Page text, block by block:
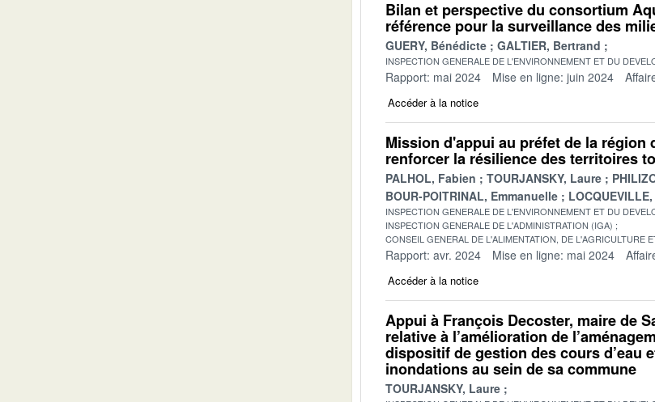
Bilan et perspective du consortium
référence pour la surveillance des
GUERY, Bénédicte GALTIER, Bertrand
INSPECTION GENERALE DE L'ENVIRONNEMENT ET DU
Rapport: mai 2024 Mise en ligne: juin 2024
Accéder à la notice
Mission d'appui au préfet de la région
renforcer la résilience des territoires
PALHOL, Fabien TOURJANSKY, Laure
BOUR-POITRINAL, Emmanuelle
INSPECTION GENERALE DE L'ENVIRONNEMENT ET DU
INSPECTION GENERALE DE L'ADMINISTRATION (IGA)
CONSEIL GENERAL DE L'ALIMENTATION, DE L'AGRICULTURE
Rapport: avr. 2024 Mise en ligne: mai 2024
Accéder à la notice
Appui à François Decoster, maire de
relative à l’amélioration de
dispositif de gestion des cours d’eau
inondations au sein de sa commune
TOURJANSKY, Laure